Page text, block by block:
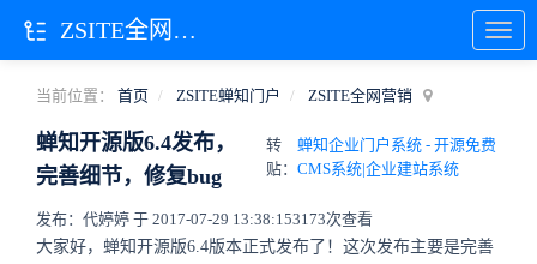
当前位置： 首页 ZSITE蝉知门户 ZSITE全网营销
蝉知开源版6.4发布，
完善细节，修复bug
转
贴：
蝉知企业门户系统 - 开源免费
CMS系统|企业建站系统
发布：代婷婷 于 2017-07-29 13:38:153173次查看
大家好，蝉知开源版6.4版本正式发布了！这次发布主要是完善
ZSITE全网营销